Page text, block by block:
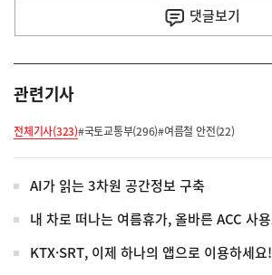
댓글보기
관련기사
전체기사(323)#국토교통부(296)#여름철 안전(22)
AI가 읽는 3차원 공간정보 구축
내 차로 떠나는 여름휴가, 올바른 ACC 사
KTX·SRT, 이제 하나의 앱으로 이용하세요!